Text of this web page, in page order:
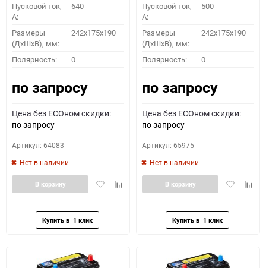
ПОДОБРАТЬ
Как определить полярность?
0 - обратная 1 - прямая 3 - обратная 4 - прямая
Пусковой ток,
A:
640
Размеры
(ДхШхВ), мм:
242x175x190
Полярность: 0
по запросу
Цена без ECOном скидки:
по запросу
Артикул: 64083
Нет в наличии
ДобавитьДобавить
В корзину
Пусковой ток,
A:
500
Размеры
(ДхШхВ), мм:
242x175x190
Полярность: 0
по запросу
Цена без ECOном скидки:
по запросу
Артикул: 65975
Нет в наличии
Добавить
В корзину